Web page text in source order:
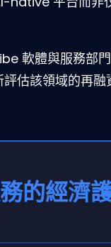
軟體與服務部
估該領域的再融
的經濟